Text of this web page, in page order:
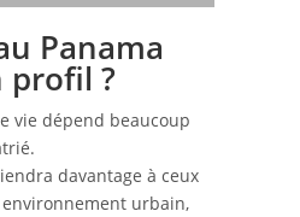
Panama
profil ?
vie dépend beaucoup
davantage à ceux
urbain,